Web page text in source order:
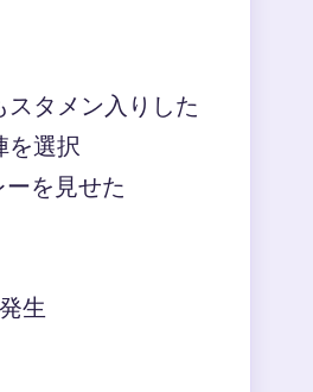
タメン入りした
を選択
を見せた
生